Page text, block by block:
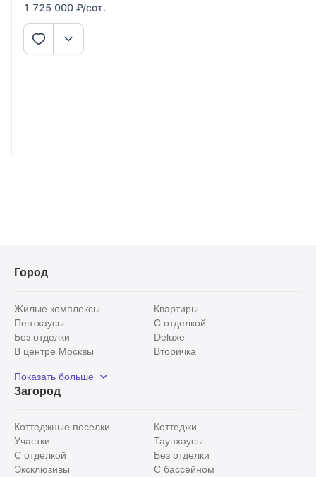
1 725 000 ₽/сот.
Город
Жилые комплексы
Квартиры
Пентхаусы
С отделкой
Без отделки
Deluxe
В центре Москвы
Вторичка
Рядом с парком
С панорамными окнами
Показать больше
Загород
Коттеджные поселки
Коттеджи
Участки
Таунхаусы
С отделкой
Без отделки
Эксклюзивы
С бассейном